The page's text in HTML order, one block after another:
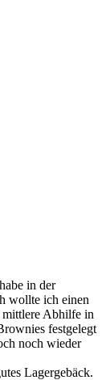
in der
wollte ich einen
mittlere Abhilfe in
festgelegt
noch wieder
Lagergebäck.